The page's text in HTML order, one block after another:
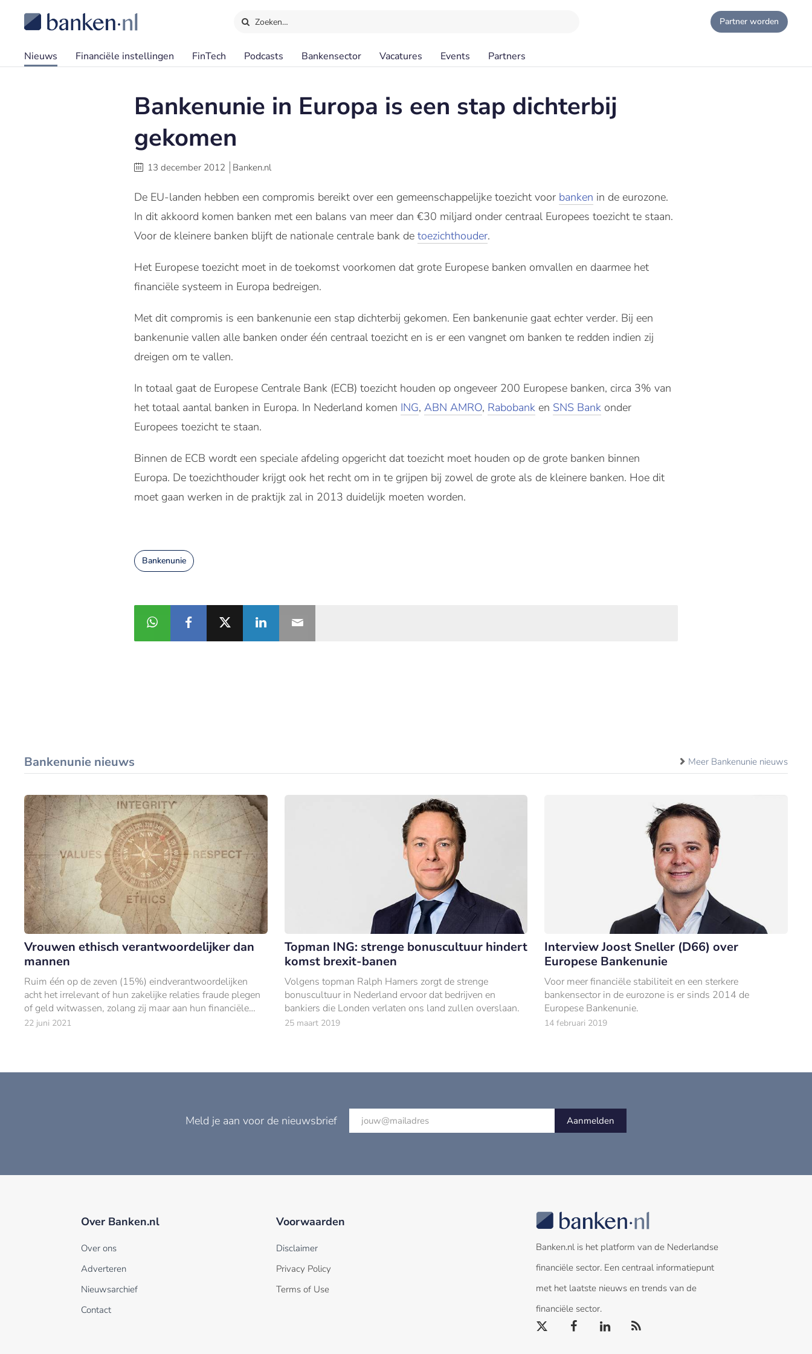
Zoeken… Partner worden
Nieuws Financiële instellingen FinTech Podcasts Bankensector Vacatures Events Partners
Bankenunie in Europa is een stap dichterbij
gekomen
13 december 2012 Banken.nl
De EU-landen hebben een compromis bereikt over een gemeenschappelijke toezicht voor banken in de eurozone.
In dit akkoord komen banken met een balans van meer dan €30 miljard onder centraal Europees toezicht te staan.
Voor de kleinere banken blijft de nationale centrale bank de toezichthouder.
Het Europese toezicht moet in de toekomst voorkomen dat grote Europese banken omvallen en daarmee het
financiële systeem in Europa bedreigen.
Met dit compromis is een bankenunie een stap dichterbij gekomen. Een bankenunie gaat echter verder. Bij een
bankenunie vallen alle banken onder één centraal toezicht en is er een vangnet om banken te redden indien zij
dreigen om te vallen.
In totaal gaat de Europese Centrale Bank (ECB) toezicht houden op ongeveer 200 Europese banken, circa 3% van
het totaal aantal banken in Europa. In Nederland komen ING, ABN AMRO, Rabobank en SNS Bank onder
Europees toezicht te staan.
Binnen de ECB wordt een speciale afdeling opgericht dat toezicht moet houden op de grote banken binnen
Europa. De toezichthouder krijgt ook het recht om in te grijpen bij zowel de grote als de kleinere banken. Hoe dit
moet gaan werken in de praktijk zal in 2013 duidelijk moeten worden.
Bankenunie
Bankenunie nieuws Meer Bankenunie nieuws
Vrouwen ethisch verantwoordelijker dan
mannen
Ruim één op de zeven (15%) eindverantwoordelijken
acht het irrelevant of hun zakelijke relaties fraude plegen
of geld witwassen, zolang zij maar aan hun financiële
verplichtingen richting het voldoen
22 juni 2021
Topman ING: strenge bonuscultuur hindert
komst brexit-banen
Volgens topman Ralph Hamers zorgt de strenge
bonuscultuur in Nederland ervoor dat bedrijven en
bankiers die Londen verlaten ons land zullen overslaan.
25 maart 2019
Interview Joost Sneller (D66) over
Europese Bankenunie
Voor meer financiële stabiliteit en een sterkere
bankensector in de eurozone is er sinds 2014 de
Europese Bankenunie.
14 februari 2019
Meld je aan voor de nieuwsbrief Aanmelden
Over Banken.nl
Over ons
Adverteren
Nieuwsarchief
Contact
Voorwaarden
Disclaimer
Privacy Policy
Terms of Use
Banken.nl is het platform van de Nederlandse
financiële sector. Een centraal informatiepunt
met het laatste nieuws en trends van de
financiële sector.